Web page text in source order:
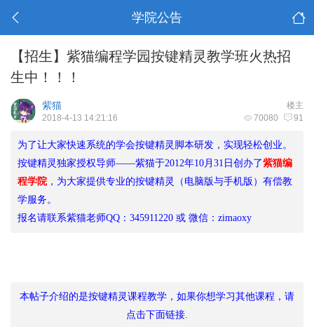
学院公告
【招生】紫猫编程学园按键精灵教学班火热招
生中！！！
楼主
紫猫
70080 91
2018-4-13 14:21:16
为了让大家快速系统的学会按键精灵脚本研发，实现轻松创业。
按键精灵独家授权导师——紫猫于2012年10月31日创办了紫猫编
程学院，为大家提供专业的按键精灵（电脑版与手机版）有偿教
学服务。
报名请联系紫猫老师QQ：345911220 或 微信：zimaoxy
本帖子介绍的是按键精灵课程教学，如果你想学习其他课程，请
点击下面链接.